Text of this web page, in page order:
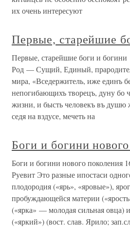
их очень интересуют
Первые, старейшие
Первые, старейшие боги и
Род — Сущий, Единый,
мира, «Вседержитель, иже единъ
непогибающихъ творецъ, дуну бо
жизни, и бысть человекъ въ душю
седя на вздусе, мечеть на
Боги и богини
Боги и богини нового поколения
Руевит Это разные ипостаси
плодородия («ярь», «яровые»),
пробуждающейся материи
(«ярка» — молодая сильная овца)
(«яркий») (вост. слав. Ярило;